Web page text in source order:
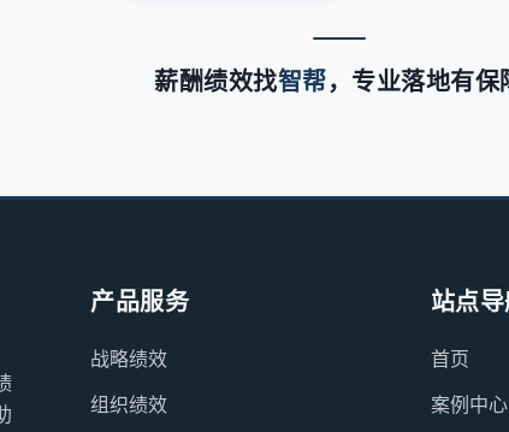
薪酬绩效找智帮，专业落地有保
产品服务
战略绩效
组织绩效
站点
首页
案例中心